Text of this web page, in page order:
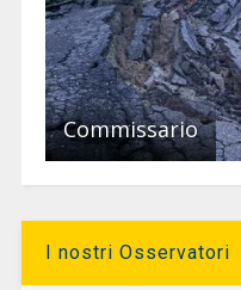
Commissario
I nostri Osservatori